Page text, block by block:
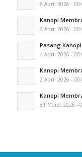
8 April 2026 -
Kanopi
6 April 2026 -
Pasang
4 April 2026 -
Kanopi
2 April 2026 -
Kanopi
31 Maret 2026 -